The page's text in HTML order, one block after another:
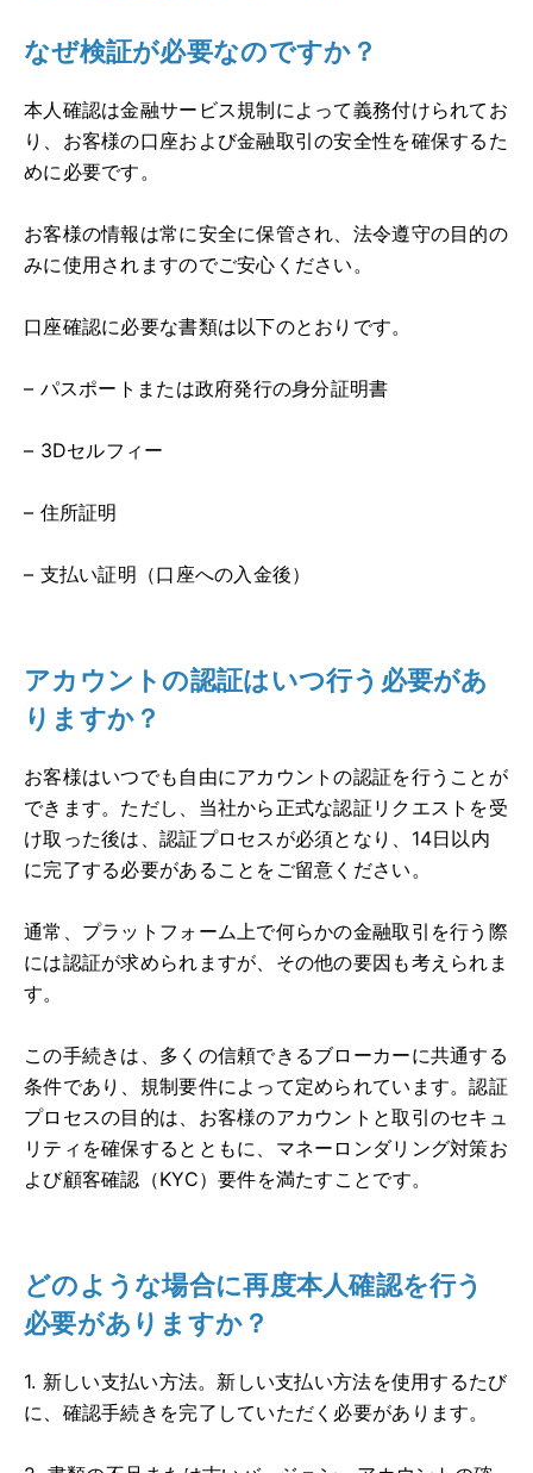
なぜ検証が必要なのですか？
本人確認は金融サービス規制によって義務付けられてお
り、お客様の口座および金融取引の安全性を確保するた
めに必要です。
お客様の情報は常に安全に保管され、法令遵守の目的の
みに使用されますのでご安心ください。
口座確認に必要な書類は以下のとおりです。
– パスポートまたは政府発行の身分証明書
– 3Dセルフィー
– 住所証明
– 支払い証明（口座への入金後）
アカウントの認証はいつ行う必要があ
りますか？
お客様はいつでも自由にアカウントの認証を行うことが
できます。ただし、当社から正式な認証リクエストを受
け取った後は、認証プロセスが必須となり、14日以内
に完了する必要があることをご留意ください。
通常、プラットフォーム上で何らかの金融取引を行う際
には認証が求められますが、その他の要因も考えられま
す。
この手続きは、多くの信頼できるブローカーに共通する
条件であり、規制要件によって定められています。認証
プロセスの目的は、お客様のアカウントと取引のセキュ
リティを確保するとともに、マネーロンダリング対策お
よび顧客確認（KYC）要件を満たすことです。
どのような場合に再度本人確認を行う
必要がありますか？
1. 新しい支払い方法。新しい支払い方法を使用するたび
に、確認手続きを完了していただく必要があります。